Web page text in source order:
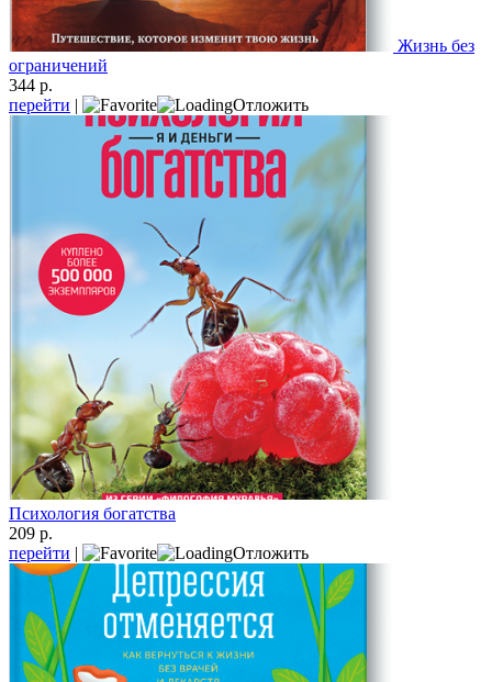
Жизнь без
ограничений
344 р.
перейти | Отложить
Психология богатства
209 р.
перейти | Отложить